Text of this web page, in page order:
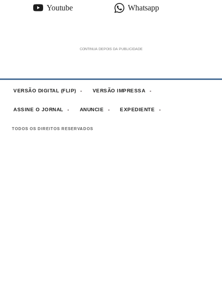
Youtube Whatsapp
VERSÃO DIGITAL (FLIP) VERSÃO IMPRESSA
ASSINE O JORNAL ANUNCIE EXPEDIENTE
TODOS OS DIREITOS RESERVADOS